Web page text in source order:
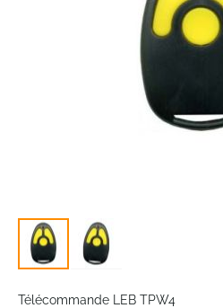
to
Télécommande LEB TPW4